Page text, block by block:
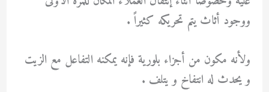
ووجود أثاث يتم تحريكه كثيراً .
ولأنه مكون من أجزاء بلورية فإنه يمكنه التفاعل مع الزيت
و يحدث له انتفاخ و يتلف .